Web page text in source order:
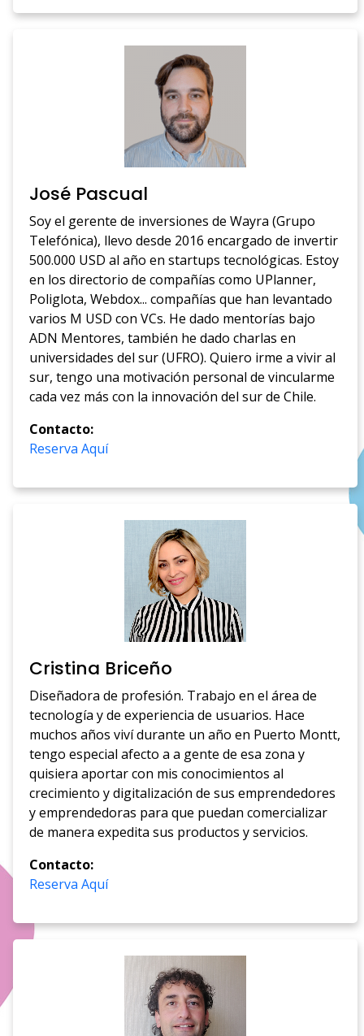
José Pascual
Soy el gerente de inversiones de Wayra (Grupo
Telefónica), llevo desde 2016 encargado de invertir
500.000 USD al año en startups tecnológicas. Estoy
en los directorio de compañías como UPlanner,
Poliglota, Webdox... compañías que han levantado
varios M USD con VCs. He dado mentorías bajo
ADN Mentores, también he dado charlas en
universidades del sur (UFRO). Quiero irme a vivir al
sur, tengo una motivación personal de vincularme
cada vez más con la innovación del sur de Chile.
Contacto:
Reserva Aquí
Cristina Briceño
Diseñadora de profesión. Trabajo en el área de
tecnología y de experiencia de usuarios. Hace
muchos años viví durante un año en Puerto Montt,
tengo especial afecto a a gente de esa zona y
quisiera aportar con mis conocimientos al
crecimiento y digitalización de sus emprendedores
y emprendedoras para que puedan comercializar
de manera expedita sus productos y servicios.
Contacto:
Reserva Aquí